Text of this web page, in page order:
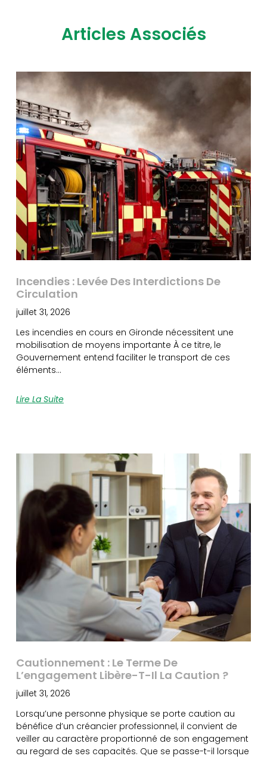
Articles Associés
Incendies : Levée Des Interdictions De
Circulation
juillet 31, 2026
Les incendies en cours en Gironde nécessitent une
mobilisation de moyens importante À ce titre, le
Gouvernement entend faciliter le transport de ces
éléments…
Lire La Suite
Cautionnement : Le Terme De
L’engagement Libère-T-Il La Caution ?
juillet 31, 2026
Lorsqu’une personne physique se porte caution au
bénéfice d’un créancier professionnel, il convient de
veiller au caractère proportionné de son engagement
au regard de ses capacités. Que se passe-t-il lorsque